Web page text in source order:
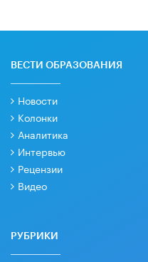
ВЕСТИ ОБРАЗОВАНИЯ
Новости
Колонки
Аналитика
Интервью
Рецензии
Видео
РУБРИКИ